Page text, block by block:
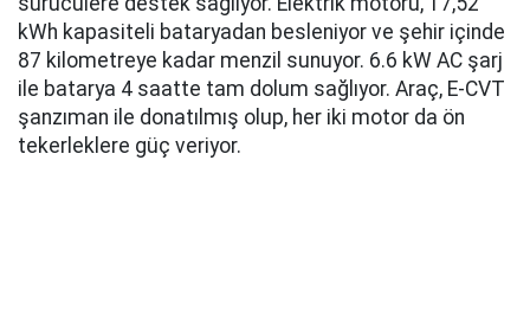
kWh kapasiteli bataryadan besleniyor ve şehir içinde
87 kilometreye kadar menzil sunuyor. 6.6 kW AC şarj
ile batarya 4 saatte tam dolum sağlıyor. Araç, E-CVT
şanzıman ile donatılmış olup, her iki motor da ön
tekerleklere güç veriyor.